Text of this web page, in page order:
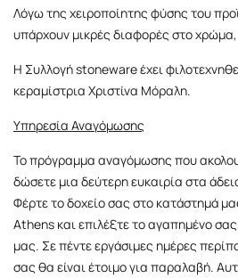
Λόγω της χειροποίητης φύσης του
υπάρχουν μικρές διαφορές στο χρώμα,
H Συλλογή stoneware έχει
κεραμίστρια Χριστίνα Μόραλη.
Υπηρεσία Αναγόμωσης
Το πρόγραμμα αναγόμωσης που
δώσετε μια δεύτερη ευκαιρία στα
Φέρτε το δοχείο σας στο κατάστημά
Athens και επιλέξτε το αγαπημένο
μας. Σε πέντε εργάσιμες ημέρες
σας θα είναι έτοιμο για παραλαβή.